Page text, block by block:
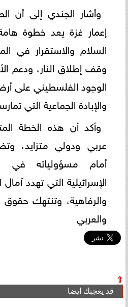
وأشار الجندي إلى أن
إعمار غزة يعد خطوة
السلام والاستقرار في
وقف إطلاق النار، ودعم
الوجود الفلسطيني على
والإبادة الجماعية التي
وأكد أن هذه الخطة
عربي ودولي متزايد،
أمام مسؤولياته في
الإسرائيلية التي تهدد
والرفاهية، وتنتهك
والعربي
⇧
قد يعجبك ايضا